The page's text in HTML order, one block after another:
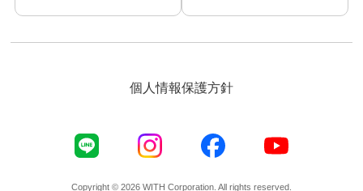
個人情報保護方針
Copyright © 2026 WITH Corporation. All rights reserved.